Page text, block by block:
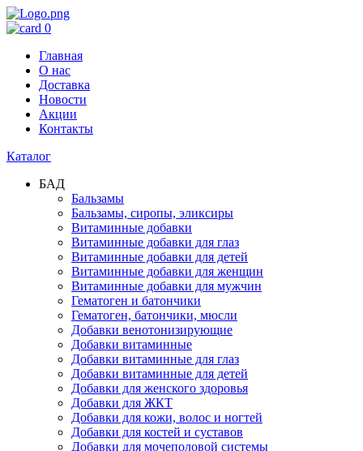
0
Главная
О нас
Доставка
Новости
Акции
Контакты
Каталог
БАД
Бальзамы
Бальзамы, сиропы, эликсиры
Витаминные добавки
Витаминные добавки для глаз
Витаминные добавки для детей
Витаминные добавки для женщин
Витаминные добавки для мужчин
Гематоген и батончики
Гематоген, батончики, мюсли
Добавки венотонизирующие
Добавки витаминные
Добавки витаминные для глаз
Добавки витаминные для детей
Добавки для женского здоровья
Добавки для ЖКТ
Добавки для кожи, волос и ногтей
Добавки для костей и суставов
Добавки для мочеполовой системы